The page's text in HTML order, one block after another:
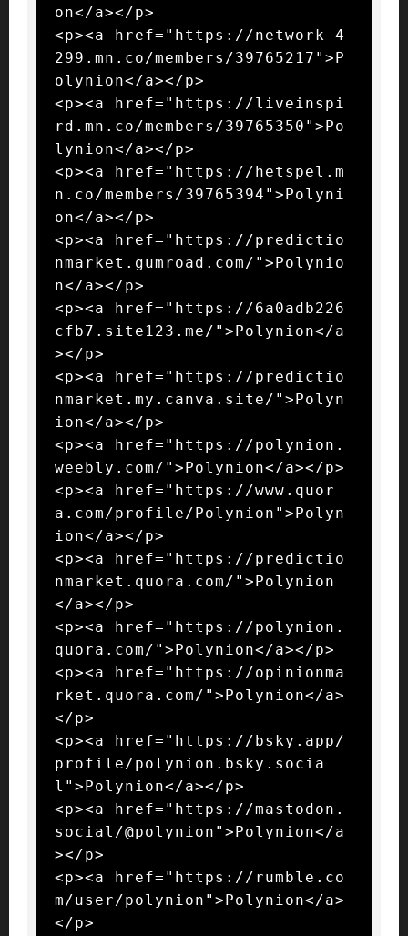
on</a></p>
<p><a href="https://network-4
299.mn.co/members/39765217">P
olynion</a></p>
<p><a href="https://liveinspi
rd.mn.co/members/39765350">Po
lynion</a></p>
<p><a href="https://hetspel.m
n.co/members/39765394">Polyni
on</a></p>
<p><a href="https://predictio
nmarket.gumroad.com/">Polynio
n</a></p>
<p><a href="https://6a0adb226
cfb7.site123.me/">Polynion</a
></p>
<p><a href="https://predictio
nmarket.my.canva.site/">Polyn
ion</a></p>
<p><a href="https://polynion.
weebly.com/">Polynion</a></p>
<p><a href="https://www.quor
a.com/profile/Polynion">Polyn
ion</a></p>
<p><a href="https://predictio
nmarket.quora.com/">Polynion
</a></p>
<p><a href="https://polynion.
quora.com/">Polynion</a></p>
<p><a href="https://opinionma
rket.quora.com/">Polynion</a>
</p>
<p><a href="https://bsky.app/
profile/polynion.bsky.socia
l">Polynion</a></p>
<p><a href="https://mastodon.
social/@polynion">Polynion</a
></p>
<p><a href="https://rumble.co
m/user/polynion">Polynion</a>
</p>